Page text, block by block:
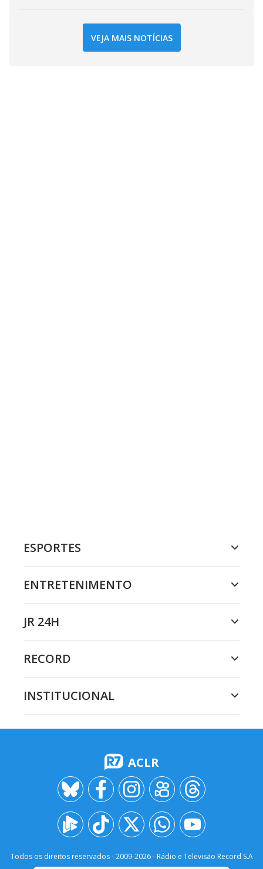
VEJA MAIS NOTÍCIAS
ESPORTES
ENTRETENIMENTO
JR 24H
RECORD
INSTITUCIONAL
ACLR
Todos os direitos reservados - 2009-2026- Rádio e Televisão Record S.A